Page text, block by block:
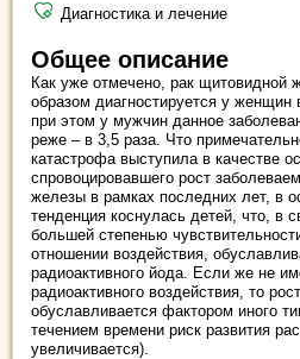
Диагностика и лечение
Общее описание
Как уже отмечено, рак щитовидной
образом диагностируется у женщин
при этом у мужчин данное
реже – в 3,5 раза. Что
катастрофа выступила в качестве
спровоцировавшего рост
железы в рамках последних лет, в
тенденция коснулась детей, что, в
большей степенью
отношении воздействия,
радиоактивного йода. Если же не
радиоактивного воздействия, то
обуславливается фактором иного
течением времени риск развития
увеличивается).